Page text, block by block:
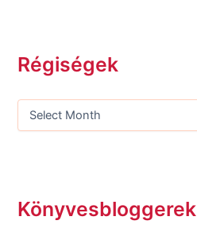
Régiségek
Könyvesbloggerek